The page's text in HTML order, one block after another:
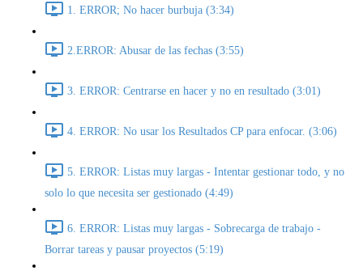
1. ERROR; No hacer burbuja (3:34)
2.ERROR: Abusar de las fechas (3:55)
3. ERROR: Centrarse en hacer y no en resultado (3:01)
4. ERROR: No usar los Resultados CP para enfocar. (3:06)
5. ERROR: Listas muy largas - Intentar gestionar todo, y no
solo lo que necesita ser gestionado (4:49)
6. ERROR: Listas muy largas - Sobrecarga de trabajo -
Borrar tareas y pausar proyectos (5:19)